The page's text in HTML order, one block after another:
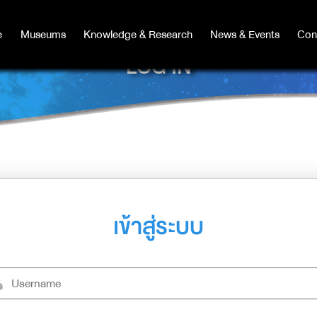
Museums Knowledge & Research News & Events
Museums Knowledge & Research News & Events
LOG IN
เข้าสู่ระบบ